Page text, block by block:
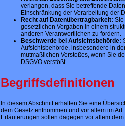
verlangen, dass Sie betreffende
Einschränkung der Verarbeitung der
Recht auf Datenübertragbarkeit: Sie
gesetzlichen Vorgaben in einem
anderen Verantwortlichen zu fordern.
Beschwerde bei Aufsichtsbehörde:
Aufsichtsbehörde, insbesondere in
mutmaßlichen Verstoßes, wenn Sie
DSGVO verstößt.
Begriffsdefinitionen
In diesem Abschnitt erhalten Sie eine
dem Gesetz entnommen und vor allem im
Erläuterungen sollen dagegen vor allem